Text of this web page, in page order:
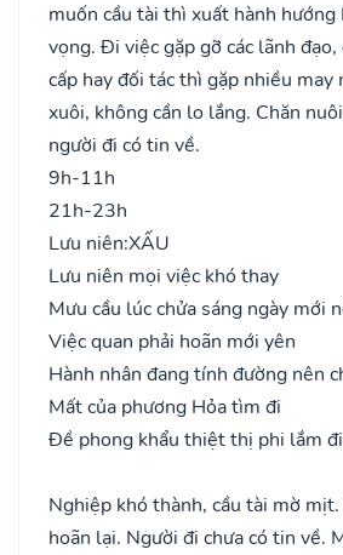
muốn cầu tài thì xuất hành hướng
vọng. Đi việc gặp gỡ các lãnh đạo,
cấp hay đối tác thì gặp nhiều may
xuôi, không cần lo lắng. Chăn
người đi có tin về.
9h-11h
21h-23h
Lưu niên:XẤU
Lưu niên mọi việc khó thay
Mưu cầu lúc chửa sáng ngày mới
Việc quan phải hoãn mới yên
Hành nhân đang tính đường nên
Mất của phương Hỏa tìm đi
Đề phong khẩu thiệt thị phi lắm
Nghiệp khó thành, cầu tài mờ mịt.
hoãn lại. Người đi chưa có tin về.